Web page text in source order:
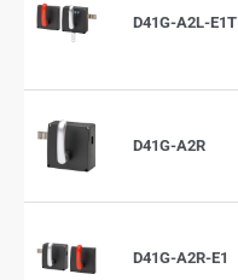
D41G-A2L-E1T
D41G-A2R
D41G-A2R-E1